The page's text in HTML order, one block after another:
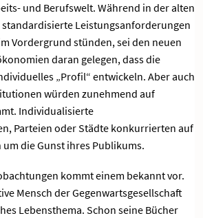
und Berufswelt. Während in der alten
Leistungsanforderungen
Vordergrund stünden, sei den neuen
daran gelegen, dass die
„Profil“ entwickeln. Aber auch
würden zunehmend auf
Individualisierte
Parteien oder Städte konkurrierten auf
die Gunst ihres Publikums.
kommt einem bekannt vor.
Mensch der Gegenwartsgesellschaft
Lebensthema. Schon seine Bücher